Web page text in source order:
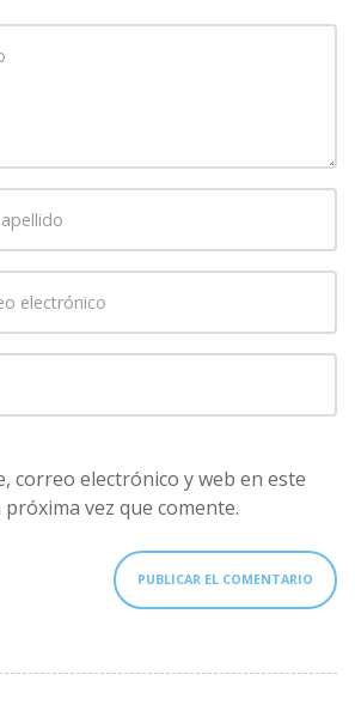
correo electrónico y web en este
vez que comente.